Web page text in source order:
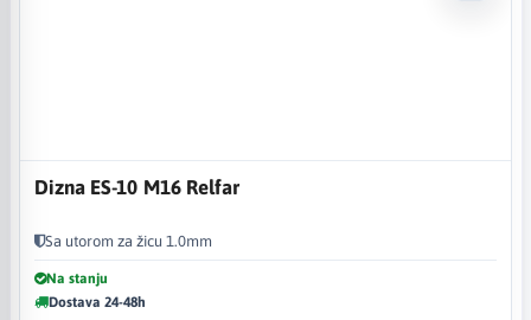
Dizna ES-10 M16 Relfar
Sa utorom za žicu 1.0mm
Na stanju
Dostava 24-48h